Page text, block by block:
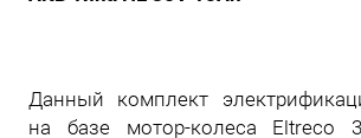
Данный комплект
на базе мотор-колеса Eltreco